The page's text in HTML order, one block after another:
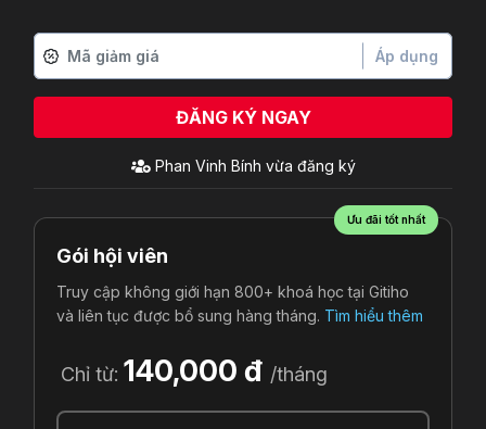
Áp dụng
ĐĂNG KÝ NGAY
Phan Vinh Bính vừa đăng ký
Ưu đãi tốt nhất
Gói hội viên
Truy cập không giới hạn 800+ khoá học tại Gitiho
và liên tục được bổ sung hàng tháng. Tìm hiểu thêm
Chỉ từ: 140,000 đ /tháng